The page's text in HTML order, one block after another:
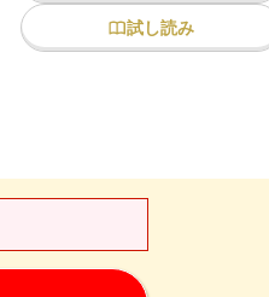
試し読み